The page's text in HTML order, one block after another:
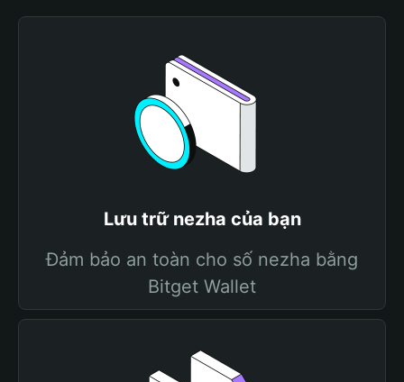
Lưu trữ nezha của bạn
Đảm bảo an toàn cho số nezha bằng
Bitget Wallet